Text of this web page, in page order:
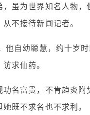
虽为世界知名人物，
不接待新闻记者。
他自幼聪慧，约十岁
求仙药。
名富贵，不肯趋炎附
既不求名也不求利。